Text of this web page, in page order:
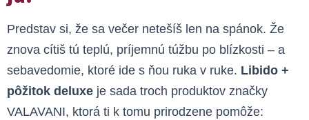
Predstav si, že sa večer netešíš len na spánok. Že
znova cítiš tú teplú, príjemnú túžbu po blízkosti – a
sebavedomie, ktoré ide s ňou ruka v ruke. Libido +
pôžitok deluxe je sada troch produktov značky
VALAVANI, ktorá ti k tomu prirodzene pomôže: